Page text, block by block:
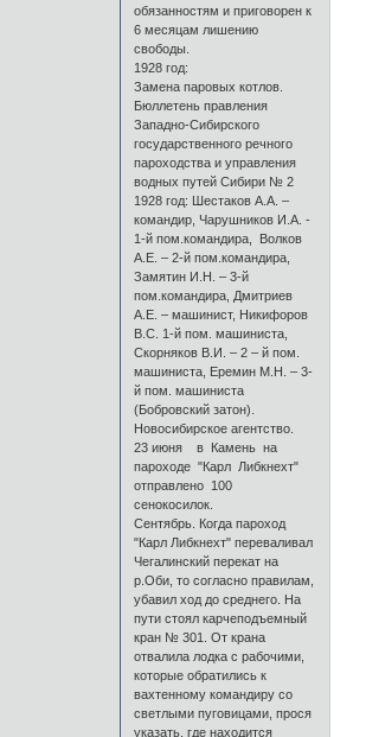
обязанностям и приговорен к
6 месяцам лишению
свободы.
1928 год:
Замена паровых котлов.
Бюллетень правления
Западно-Сибирского
государственного речного
пароходства и управления
водных путей Сибири № 2
1928 год: Шестаков А.А. –
командир, Чарушников И.А. -
1-й пом.командира, Волков
А.Е. – 2-й пом.командира,
Замятин И.Н. – 3-й
пом.командира, Дмитриев
А.Е. – машинист, Никифоров
В.С. 1-й пом. машиниста,
Скорняков В.И. – 2 – й пом.
машиниста, Еремин М.Н. – 3-
й пом. машиниста
(Бобровский затон).
Новосибирское агентство.
23 июня в Камень на
пароходе "Карл Либкнехт"
отправлено 100
сенокосилок.
Сентябрь. Когда пароход
"Карл Либкнехт" переваливал
Чегалинский перекат на
р.Оби, то согласно правилам,
убавил ход до среднего. На
пути стоял карчеподъемный
кран № 301. От крана
отвалила лодка с рабочими,
которые обратились к
вахтенному командиру со
светлыми пуговицами, прося
указать, где находится